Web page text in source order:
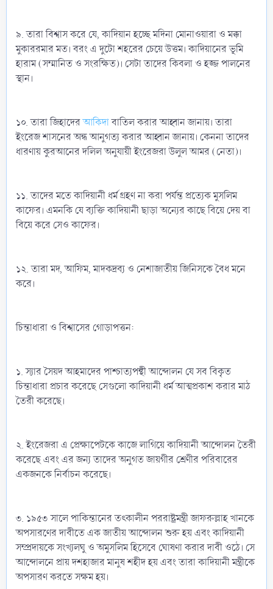
৯. তারা বিশ্বাস করে যে, কাদিয়ান হচ্ছে মদিনা মোনাওয়ারা ও মক্কা
মুকাররমার মত। বরং এ দুটো শহরের চেয়ে উত্তম। কাদিয়ানের ভূমি
হারাম (সম্মানিত ও সংরক্ষিত)। সেটা তাদের কিবলা ও হজ্জ পালনের
স্থান।
১০. তারা জিহাদেরআকিদাবাতিল করার আহ্বান জানায়। তারা
ইংরেজ শাসনের অন্ধ আনুগত্য করার আহ্বান জানায়। কেননা তাদের
ধারণায় কুরআনের দলিল অনুযায়ী ইংরেজরা উলুল আমর (নেতা)।
১১. তাদের মতে কাদিয়ানী ধর্ম গ্রহণ না করা পর্যন্ত প্রত্যেক মুসলিম
কাফের। এমনকি যে ব্যক্তি কাদিয়ানী ছাড়া অন্যের কাছে বিয়ে দেয় বা
বিয়ে করে সেও কাফের।
১২. তারা মদ, আফিম, মাদকদ্রব্য ও নেশাজাতীয় জিনিসকে বৈধ মনে
করে।
চিন্তাধারা ও বিশ্বাসের গোড়াপত্তন:
১. স্যার সৈয়দ আহমাদের পাশ্চাত্যপন্থী আন্দোলন যে সব বিকৃত
চিন্তাধারা প্রচার করেছে সেগুলো কাদিয়ানী ধর্ম আত্মপ্রকাশ করার মাঠ
তৈরী করেছে।
২. ইংরেজরা এ প্রেক্ষাপেটকে কাজে লাগিয়ে কাদিয়ানী আন্দোলন তৈরী
করেছে এবং এর জন্য তাদের অনুগত জায়গীর শ্রেণীর পরিবারের
একজনকে নির্বাচন করেছে।
৩. ১৯৫৩ সালে পাকিন্তানের তৎকালীন পররাষ্ট্রমন্ত্রী জাফরুল্লাহ খানকে
অপসারণের দাবীতে এক জাতীয় আন্দোলন শুরু হয় এবং কাদিয়ানী
সম্প্রদায়কে সংখ্যলঘু ও অমুসলিম হিসেবে ঘোষণা করার দাবী ওঠে। সে
আন্দোলনে প্রায় দশহাজার মানুষ শহীদ হয় এবং তারা কাদিয়ানী মন্ত্রীকে
অপসারণ করতে সক্ষম হয়।